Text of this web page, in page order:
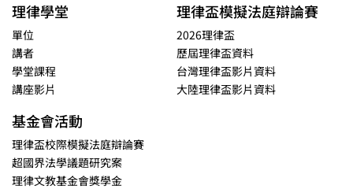
理律學堂
單位
講者
學堂課程
講座影片
理律盃模擬法庭辯論賽
2026理律盃
歷屆理律盃資料
台灣理律盃影片資料
大陸理律盃影片資料
基金會活動
理律盃校際模擬法庭辯論賽
超國界法學議題研究案
理律文教基金會獎學金